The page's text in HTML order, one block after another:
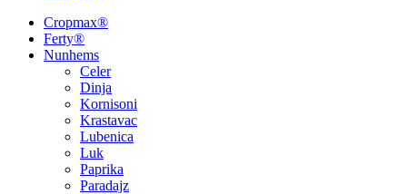
Cropmax®
Ferty®
Nunhems
Celer
Dinja
Kornisoni
Krastavac
Lubenica
Luk
Paprika
Paradajz